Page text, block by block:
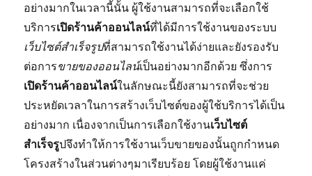
อย่างมากในเวลานี้นั้น ผู้ใช้งานสามารถที่จะเลือกใช้
บริการเปิดร้านค้าออนไลน์ที่ได้มีการใช้งานของระบบ
เว็บไซต์สำเร็จรูปที่สามารถใช้งานได้ง่ายและยังรองรับ
ต่อการขายของออนไลน์เป็นอย่างมากอีกด้วย ซึ่งการ
เปิดร้านค้าออนไลน์ในลักษณะนี้ยังสามารถที่จะช่วย
ประหยัดเวลาในการสร้างเว็บไซต์ของผู้ใช้บริการได้เป็น
อย่างมาก เนื่องจากเป็นการเลือกใช้งานเว็บไซต์
สำเร็จรูปจึงทำให้การใช้งานเว็บขายของนั้นถูกกำหนด
โครงสร้างในส่วนต่างๆมาเรียบร้อย โดยผู้ใช้งานแค่